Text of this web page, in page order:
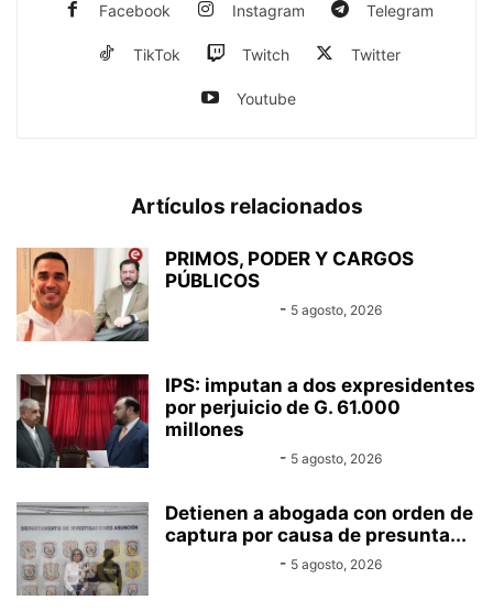
Facebook Instagram Telegram
TikTok Twitch Twitter
Youtube
Artículos relacionados
PRIMOS, PODER Y CARGOS
PÚBLICOS
- 5 agosto, 2026
IPS: imputan a dos expresidentes
por perjuicio de G. 61.000
millones
- 5 agosto, 2026
Detienen a abogada con orden de
captura por causa de presunta...
- 5 agosto, 2026